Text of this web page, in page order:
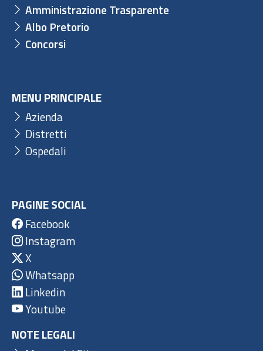
Amministrazione Trasparente
Albo Pretorio
Concorsi
MENU PRINCIPALE
Azienda
Distretti
Ospedali
PAGINE SOCIAL
Facebook
Instagram
X
Whatsapp
Linkedin
Youtube
NOTE LEGALI